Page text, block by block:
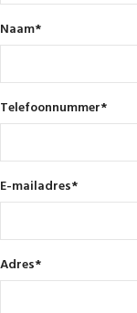
Naam*
Telefoonnummer*
E-mailadres*
Adres*